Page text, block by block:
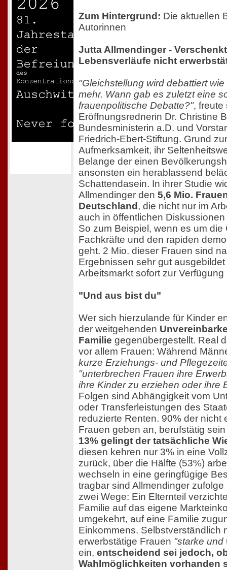
Zum Hintergrund: Die aktuellen
Autorinnen
Jutta Allmendinger -
Lebensverläufe nicht
"Gleichstellung wird debattiert
mehr. Wann gab es zuletzt eine
frauenpolitische Debatte?", freute
Eröffnungsrednerin Dr. Christine
Bundesministerin a.D. und
Friedrich-Ebert-Stiftung. Grund
Aufmerksamkeit, ihr
Belange der einen
ansonsten ein herablassend
Schattendasein. In ihrer Studie
Allmendinger den 5,6 Mio.
Deutschland , die nicht nur im
auch in öffentlichen
So zum Beispiel, wenn es um
Fachkräfte und den rapiden
geht. 2 Mio. dieser Frauen sind
Ergebnissen sehr gut
Arbeitsmarkt sofort zur Verfügung
"Und aus bist du"
Wer sich hierzulande für Kinder
der weitgehenden
Familie gegenübergestellt. Real
vor allem Frauen: Während
kurze Erziehungs- und
"unterbrechen Frauen ihre
ihre Kinder zu erziehen oder ihre
Folgen sind Abhängigkeit vom
oder Transferleistungen des
reduzierte Renten. 90% der nicht
Frauen geben an, berufstätig
13% gelingt der tatsächliche
diesen kehren nur 3% in eine
zurück, über die Hälfte (53%)
wechseln in eine geringfügige
tragbar sind Allmendinger
zwei Wege: Ein Elternteil
Familie auf das eigene
umgekehrt, auf eine Familie
Einkommens. Selbstverständlich
erwerbstätige Frauen "starke und
ein, entscheidend sei jedoch,
Wahlmöglichkeiten vorhanden